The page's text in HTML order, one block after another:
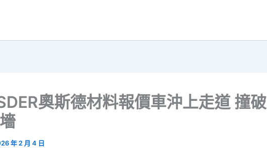
奧斯德材料報價車沖上走道 撞破
年 2 月 4 日